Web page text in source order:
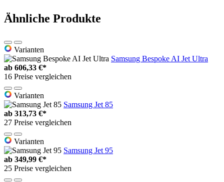
Ähnliche Produkte
Varianten
Samsung Bespoke AI Jet Ultra
ab 606,33 €*
16 Preise vergleichen
Varianten
Samsung Jet 85
ab 313,73 €*
27 Preise vergleichen
Varianten
Samsung Jet 95
ab 349,99 €*
25 Preise vergleichen